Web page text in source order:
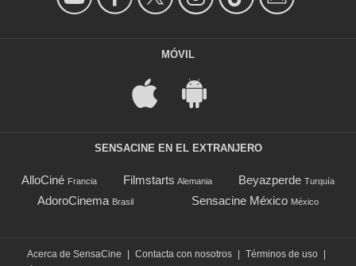
MÓVIL
SENSACINE EN EL EXTRANJERO
AlloCiné Francia Filmstarts Alemania Beyazperde Turquía
AdoroCinema Brasil Sensacine México México
Acerca de SensaCine Contacta con nosotros Términos de uso